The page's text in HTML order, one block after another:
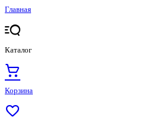
Главная
Каталог
Корзина